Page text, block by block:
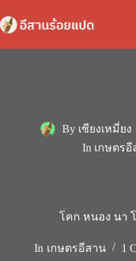
to
content
By เซียงเหมี่ยง
In เกษตร
โคก หนอง นา
In เกษตรอีสาน 1